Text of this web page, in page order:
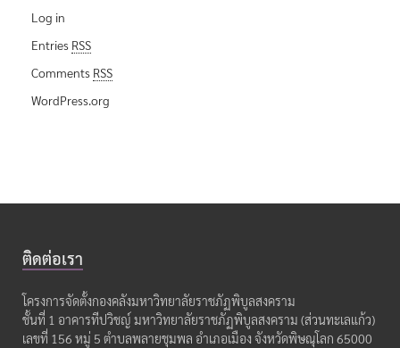
Log in
Entries RSS
Comments RSS
WordPress.org
ติดต่อเรา
โครงการจัดตั้งกองคลังมหาวิทยาลัยราชภัฏพิบูลสงคราม
ชั้นที่ 1 อาคารทีปวิชญ์ มหาวิทยาลัยราชภัฏพิบูลสงคราม (ส่วนทะเลแก้ว)
เลขที่ 156 หมู่ 5 ตำบลพลายชุมพล อำเภอเมือง จังหวัดพิษณุโลก 65000